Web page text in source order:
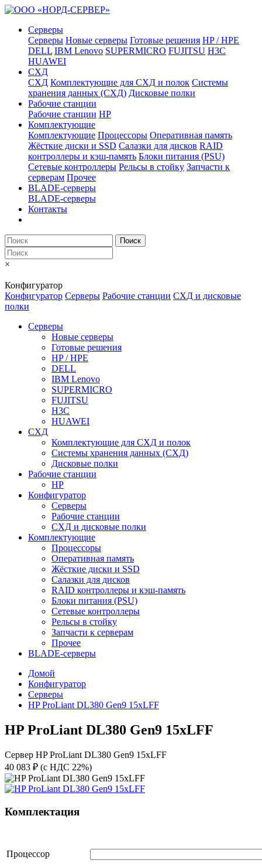
Серверы
Серверы Новые серверы Готовые решения HP / HPE
DELL IBM Lenovo SUPERMICRO FUJITSU H3C
HUAWEI
СХД
СХД Комплектующие для СХД и полок Системы
хранения данных (СХД) Дисковые полки
Рабочие станции
Рабочие станции HP
Комплектующие
Комплектующие Процессоры Оперативная память
Жёсткие диски и SSD Салазки для дисков RAID
контроллеры и кэш-память Блоки питания (PSU)
Сетевые контроллеры Рельсы в стойку Запчасти к
серверам Прочее
BLADE-серверы
BLADE-серверы
Контакты
Поиск
×
Конфигуратор
Конфигуратор Серверы Рабочие станции СХД и дисковые
полки
Серверы
Новые серверы
Готовые решения
HP / HPE
DELL
IBM Lenovo
SUPERMICRO
FUJITSU
H3C
HUAWEI
СХД
Комплектующие для СХД и полок
Системы хранения данных (СХД)
Дисковые полки
Рабочие станции
HP
Конфигуратор
Серверы
Рабочие станции
СХД и дисковые полки
Комплектующие
Процессоры
Оперативная память
Жёсткие диски и SSD
Салазки для дисков
RAID контроллеры и кэш-память
Блоки питания (PSU)
Сетевые контроллеры
Рельсы в стойку
Запчасти к серверам
Прочее
BLADE-серверы
Домой
Конфигуратор
Серверы
HP ProLiant DL380 Gen9 15xLFF
HP ProLiant DL380 Gen9 15xLFF
Сервер HP ProLiant DL380 Gen9 15xLFF
40 083 ₽ (с НДС 22%)
Комплектация
Процессор